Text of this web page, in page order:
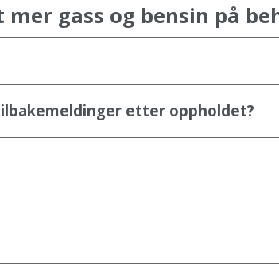
mer gass og bensin på
etter oppholdet?